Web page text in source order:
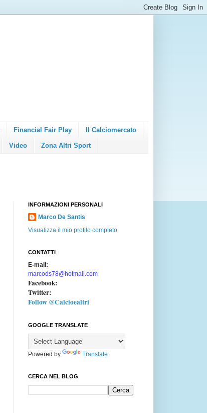
Financial Fair Play Il Calciomercato
Video Zona Altri Sport
INFORMAZIONI PERSONALI
Marco De Santis
Visualizza il mio profilo completo
CONTATTI
E-mail:
marcods78@hotmail.com
Facebook:
Twitter:
Follow @Calcioealtri
GOOGLE TRANSLATE
Powered by Translate
CERCA NEL BLOG